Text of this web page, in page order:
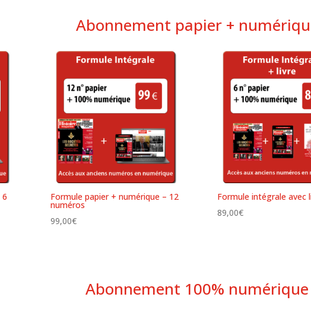
Abonnement papier +
Formule papier + numérique – 12
numéros
99,00€
Formule intégrale avec
89,00€
Abonnement 100% numérique